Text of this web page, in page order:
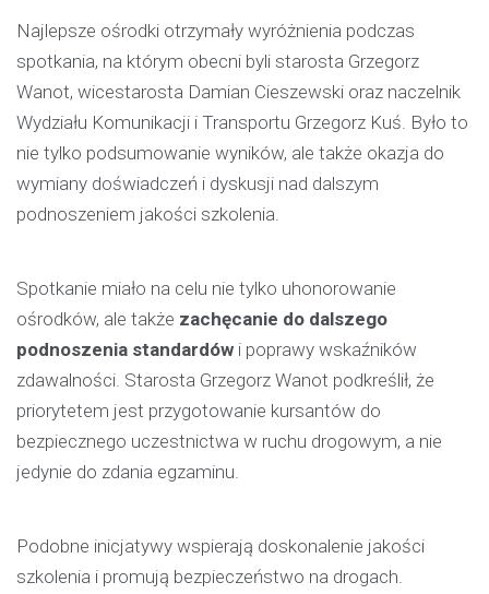
Najlepsze ośrodki otrzymały wyróżnienia podczas
spotkania, na którym obecni byli starosta Grzegorz
Wanot, wicestarosta Damian Cieszewski oraz naczelnik
Wydziału Komunikacji i Transportu Grzegorz Kuś. Było to
nie tylko podsumowanie wyników, ale także okazja do
wymiany doświadczeń i dyskusji nad dalszym
podnoszeniem jakości szkolenia.
Spotkanie miało na celu nie tylko uhonorowanie
ośrodków, ale także zachęcanie do dalszego
podnoszenia standardów i poprawy wskaźników
zdawalności. Starosta Grzegorz Wanot podkreślił, że
priorytetem jest przygotowanie kursantów do
bezpiecznego uczestnictwa w ruchu drogowym, a nie
jedynie do zdania egzaminu.
Podobne inicjatywy wspierają doskonalenie jakości
szkolenia i promują bezpieczeństwo na drogach.